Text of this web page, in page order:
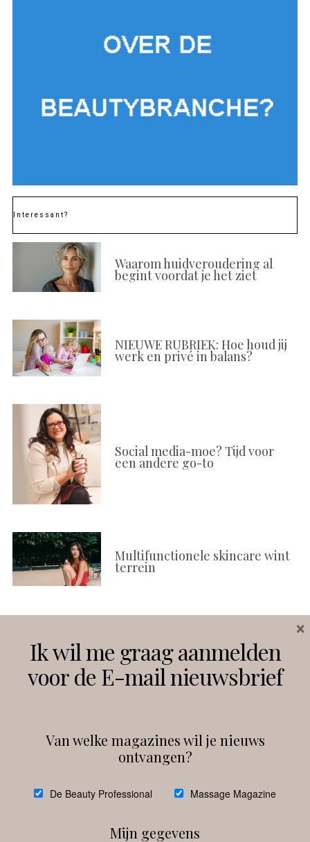
Interessant?
Waarom huidveroudering al
begint voordat je het ziet
NIEUWE RUBRIEK: Hoe houd jij
werk en privé in balans?
Social media-moe? Tijd voor
een andere go-to
Multifunctionele skincare wint
terrein
Instagram Facebook
debeautyprofessional
Ik wil me graag aanmelden
voor de E-mail nieuwsbrief
Van welke magazines wil je nieuws
ontvangen?
De Beauty Professional Massage Magazine
Mijn gegevens
×